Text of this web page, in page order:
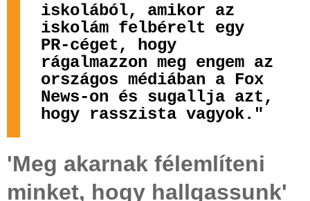
iskolából, amikor az
iskolám felbérelt egy
PR-céget, hogy
rágalmazzon meg engem az
országos médiában a Fox
News-on és sugallja azt,
hogy rasszista vagyok."
'Meg akarnak félemlíteni
minket, hogy hallgassunk'